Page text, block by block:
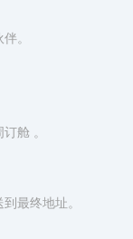
。
舱​ 。
最终地址。